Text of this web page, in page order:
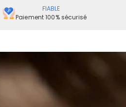
FIABLE
Paiement 100% sécurisé